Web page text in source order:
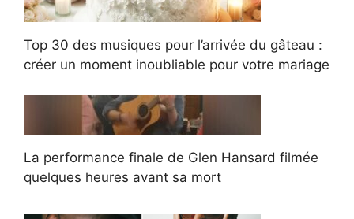
Top 30 des musiques pour l’arrivée du gâteau :
créer un moment inoubliable pour votre mariage
La performance finale de Glen Hansard filmée
quelques heures avant sa mort